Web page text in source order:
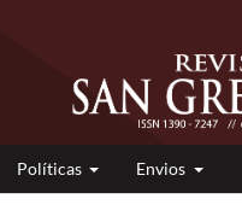
Políticas Envios